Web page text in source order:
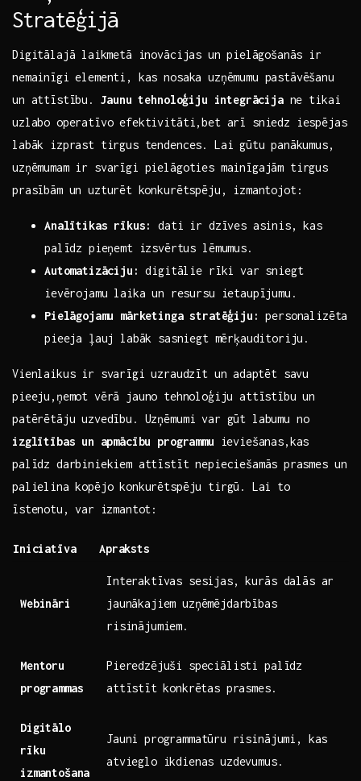
Stratēģijā
Digitālajā ⁤laikmetā inovācijas⁢ un pielāgošanās ir
nemainīgi elementi, kas nosaka uzņēmumu pastāvēšanu
‌un‌ attīstību.⁢ Jaunu⁣ tehnoloģiju integrācijane tikai
uzlabo operatīvo efektivitāti,bet ‌arī sniedz‍ iespējas
labāk izprast tirgus​ tendences. Lai gūtu ⁤panākumus,
uzņēmumam ir svarīgi pielāgoties mainīgajām‌ tirgus
prasībām un​ uzturēt ⁢konkurētspēju, izmantojot:
Analītikas rīkus:
dati ir dzīves asinis, kas
palīdz pieņemt ​izsvērtus lēmumus.
Automatizāciju: digitālie rīki var sniegt⁣
ievērojamu​ laika ‍un resursu ietaupījumu.
Pielāgojamu​ mārketinga stratēģiju: personalizēta
pieeja ļauj labāk​ sasniegt ⁣mērķauditoriju.
Vienlaikus‍ ir svarīgi ⁣uzraudzīt un⁢ adaptēt ‌savu
pieeju,ņemot‍ vērā jauno⁣ tehnoloģiju attīstību ​un
patērētāju‌ uzvedību. Uzņēmumi var gūt labumu no
izglītības un ⁣apmācību ‍programmu ieviešanas,kas
palīdz darbiniekiem‌ attīstīt nepieciešamās ⁢prasmes un
palielina kopējo konkurētspēju tirgū.⁣ Lai ⁤to⁤
īstenotu, var ⁤izmantot:
Iniciatīva Apraksts
Webināri
Interaktīvas sesijas, kurās dalās ar
jaunākajiem uzņēmējdarbības
‍risinājumiem.
Mentoru
programmas
Pieredzējuši speciālisti palīdz
attīstīt ⁢konkrētas prasmes.
Digitālo
rīku
izmantošana
Jauni programmatūru ⁣risinājumi, kas⁢
atvieglo ikdienas uzdevumus.